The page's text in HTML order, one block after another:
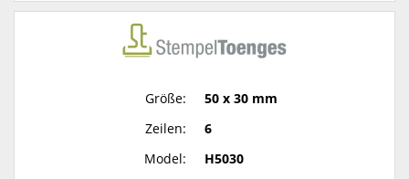
Größe:
50 x 30 mm
Zeilen:
6
Model:
H5030